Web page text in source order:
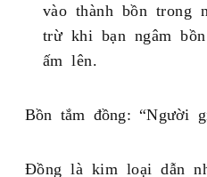
vào thành bồn trong
trừ khi bạn ngâm
ấm lên.
Bồn tắm đồng: “Người
Đồng là kim loại dẫn